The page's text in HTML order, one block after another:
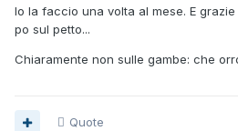
Io la faccio una volta al mese. E
po sul petto...
Chiaramente non sulle gambe: che
Quote